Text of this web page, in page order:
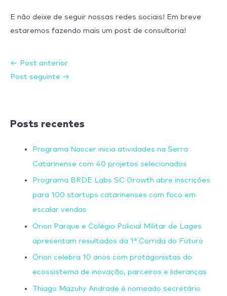
E não deixe de seguir nossas redes sociais! Em breve
estaremos fazendo mais um post de consultoria!
← Post anterior
Post seguinte →
Posts recentes
Programa Nascer inicia atividades na Serra
Catarinense com 40 projetos selecionados
Programa BRDE Labs SC Growth abre inscrições
para 100 startups catarinenses com foco em
escalar vendas
Orion Parque e Colégio Policial Militar de Lages
apresentam resultados da 1ª Corrida do Futuro
Orion celebra 10 anos com protagonistas do
ecossistema de inovação, parceiros e lideranças
Thiago Mazuhy Andrade é nomeado secretário